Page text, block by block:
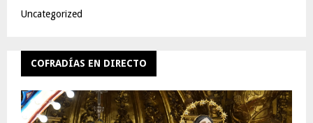
Uncategorized
COFRADÍAS EN DIRECTO